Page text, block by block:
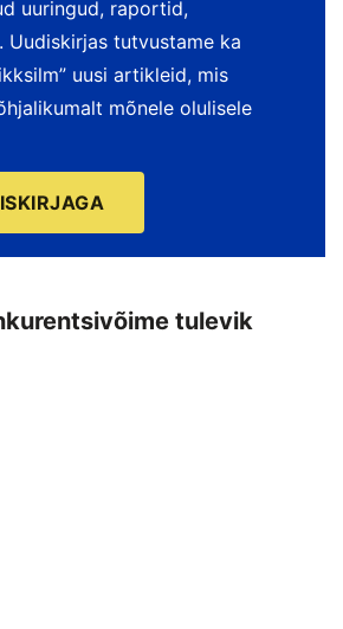
uuringud, raportid,
Uudiskirjas tutvustame ka
uusi artikleid, mis
mõnele olulisele
tulevik